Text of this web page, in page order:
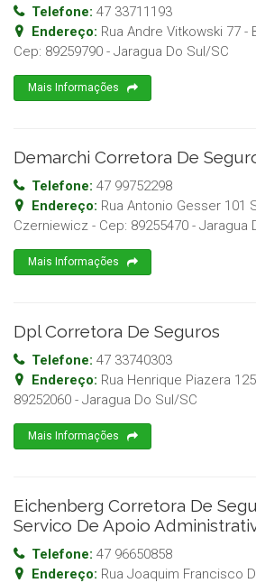
Telefone: 47 33711193
Endereço: Rua Andre Vitkowski 77 -
Cep: 89259790 - Jaragua Do Sul/SC
Mais Informações
Demarchi Corretora De
Telefone: 47 99752298
Endereço: Rua Antonio Gesser 101
Czerniewicz - Cep: 89255470 - Jaragua
Mais Informações
Dpl Corretora De Seguros
Telefone: 47 33740303
Endereço: Rua Henrique Piazera
89252060 - Jaragua Do Sul/SC
Mais Informações
Eichenberg Corretora De
Servico De Apoio
Telefone: 47 96650858
Endereço: Rua Joaquim Francisco